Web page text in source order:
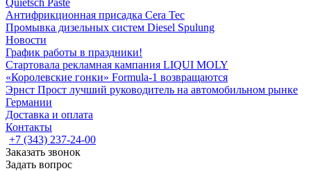
Quietsch Paste
Антифрикционная присадка Cera Tec
Промывка дизельных систем Diesel Spulung
Новости
График работы в праздники!
Стартовала рекламная кампания LIQUI MOLY
«Королевские гонки» Formula-1 возвращаются
Эрнст Прост лучший руководитель на автомобильном рынке
Германии
Доставка и оплата
Контакты
+7 (343) 237-24-00
Заказать звонок
Задать вопрос